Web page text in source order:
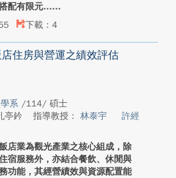
配有限元...
下載：4
住房與營運之績效評估
系 /114/ 碩士
亭鈐
指導教授： 林泰宇
許經
店業為觀光產業之核心組成，除
宿服務外，亦結合餐飲、休閒與
功能，其經營績效與資源配置能